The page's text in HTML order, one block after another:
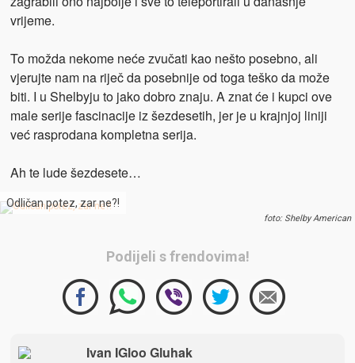
vrijeme.
To možda nekome neće zvučati kao nešto posebno, ali
vjerujte nam na riječ da posebnije od toga teško da može
biti. I u Shelbyju to jako dobro znaju. A znat će i kupci ove
male serije fascinacije iz šezdesetih, jer je u krajnjoj liniji
već rasprodana kompletna serija.
Ah te lude šezdesete…
Odličan potez, zar ne?!
foto: Shelby American
Podijeli s frendovima!
Ivan IGloo Gluhak